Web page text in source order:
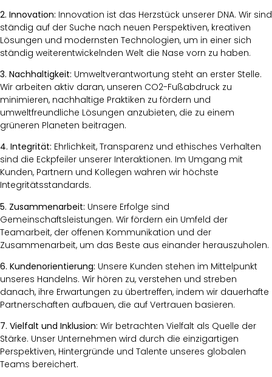
2. Innovation: Innovation ist das Herzstück unserer DNA. Wir sind
ständig auf der Suche nach neuen Perspektiven, kreativen
Lösungen und modernsten Technologien, um in einer sich
ständig weiterentwickelnden Welt die Nase vorn zu haben.
3. Nachhaltigkeit: Umweltverantwortung steht an erster Stelle.
Wir arbeiten aktiv daran, unseren CO2-Fußabdruck zu
minimieren, nachhaltige Praktiken zu fördern und
umweltfreundliche Lösungen anzubieten, die zu einem
grüneren Planeten beitragen.
4. Integrität: Ehrlichkeit, Transparenz und ethisches Verhalten
sind die Eckpfeiler unserer Interaktionen. Im Umgang mit
Kunden, Partnern und Kollegen wahren wir höchste
Integritätsstandards.
5. Zusammenarbeit: Unsere Erfolge sind
Gemeinschaftsleistungen. Wir fördern ein Umfeld der
Teamarbeit, der offenen Kommunikation und der
Zusammenarbeit, um das Beste aus einander herauszuholen.
6. Kundenorientierung: Unsere Kunden stehen im Mittelpunkt
unseres Handelns. Wir hören zu, verstehen und streben
danach, ihre Erwartungen zu übertreffen, indem wir dauerhafte
Partnerschaften aufbauen, die auf Vertrauen basieren.
7. Vielfalt und Inklusion: Wir betrachten Vielfalt als Quelle der
Stärke. Unser Unternehmen wird durch die einzigartigen
Perspektiven, Hintergründe und Talente unseres globalen
Teams bereichert.